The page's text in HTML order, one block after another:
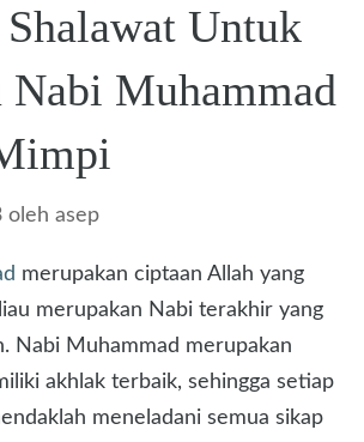
Untuk
Nabi Muhammad
oleh asep
merupakan ciptaan Allah yang
merupakan Nabi terakhir yang
Nabi Muhammad merupakan
akhlak terbaik, sehingga setiap
meneladani semua sikap